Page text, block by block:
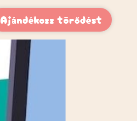
Ajándékozz törődést